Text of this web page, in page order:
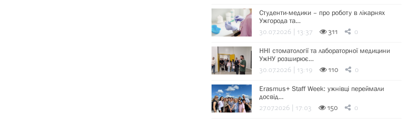
Студенти-медики – про роботу в лікарнях
Ужгорода та…
30.07.2026 | 13:37 311 0
ННІ стоматології та лабораторної медицини
УжНУ розширює…
30.07.2026 | 13:19 110 0
Erasmus+ Staff Week: ужнівці переймали
досвід…
27.07.2026 | 17:03 150 0